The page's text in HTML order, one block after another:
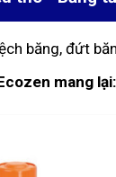
băng, đứt
mang lại: